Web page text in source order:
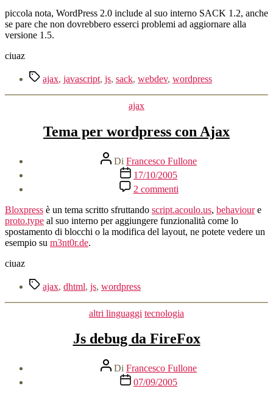
piccola nota, WordPress 2.0 include al suo interno SACK 1.2, anche
se pare che non dovrebbero esserci problemi ad aggiornare alla
versione 1.5.
ciuaz
Tag ajax, javascript, js, sack, webdev, wordpress
Categorie
ajax
Tema per wordpress con Ajax
Autore
articolo
Di Francesco Fullone
Data
dell'articolo
17/10/2005
2 commentisu
Tema
per
wordpress
con
Bloxpress è un tema scritto sfruttando script.acoulo.us, behavioure
proto.type al suo interno per aggiungere funzionalità come lo
spostamento di blocchi o la modifica del layout, ne potete vedere un
esempio su m3nt0r.de.
ciuaz
Tag ajax, dhtml, js, wordpress
Categorie
altri linguaggi tecnologia
Js debug da FireFox
Autore
articolo
Di Francesco Fullone
Data
dell'articolo
07/09/2005